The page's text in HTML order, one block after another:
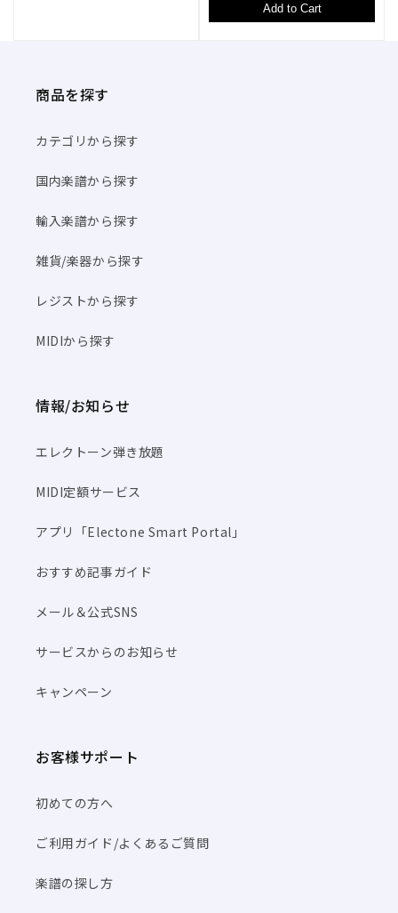
Add to Cart
商品を探す
カテゴリから探す
国内楽譜から探す
輸入楽譜から探す
雑貨/楽器から探す
レジストから探す
MIDIから探す
情報/お知らせ
エレクトーン弾き放題
MIDI定額サービス
アプリ「Electone Smart Portal」
おすすめ記事ガイド
メール＆公式SNS
サービスからのお知らせ
キャンペーン
お客様サポート
初めての方へ
ご利用ガイド/よくあるご質問
楽譜の探し方